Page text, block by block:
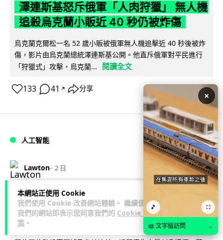
本網站正使用 Cookie
我們使用 Cookie 改善網站體驗。 繼續使用
我們的網站即表示您同意我們的 Cookie 政
策 。
澤連斯基怒斥俄軍「人肉狩獵」 無人機
追殺烏克蘭小販近 40 秒仍被炸傷
烏克蘭克爾松一名 52 歲小販被俄軍無人機追擊近 40 秒後被炸
傷，影片由烏克蘭總統澤連斯基公開。他直斥俄軍對平民進行
「狩獵式」攻擊，烏克蘭...
閱讀全文
133 41 ↗ 分享
人工智能
Lawton 2 日
中國湖北男自學 AI 「煉金術」 屋內煉
金冒濃煙驚動全區
中國湖北黃石一名男子見金價高企，利用 AI 自學提煉黃金，在
×
🎵 ⛶
📖 文字版訪問 →